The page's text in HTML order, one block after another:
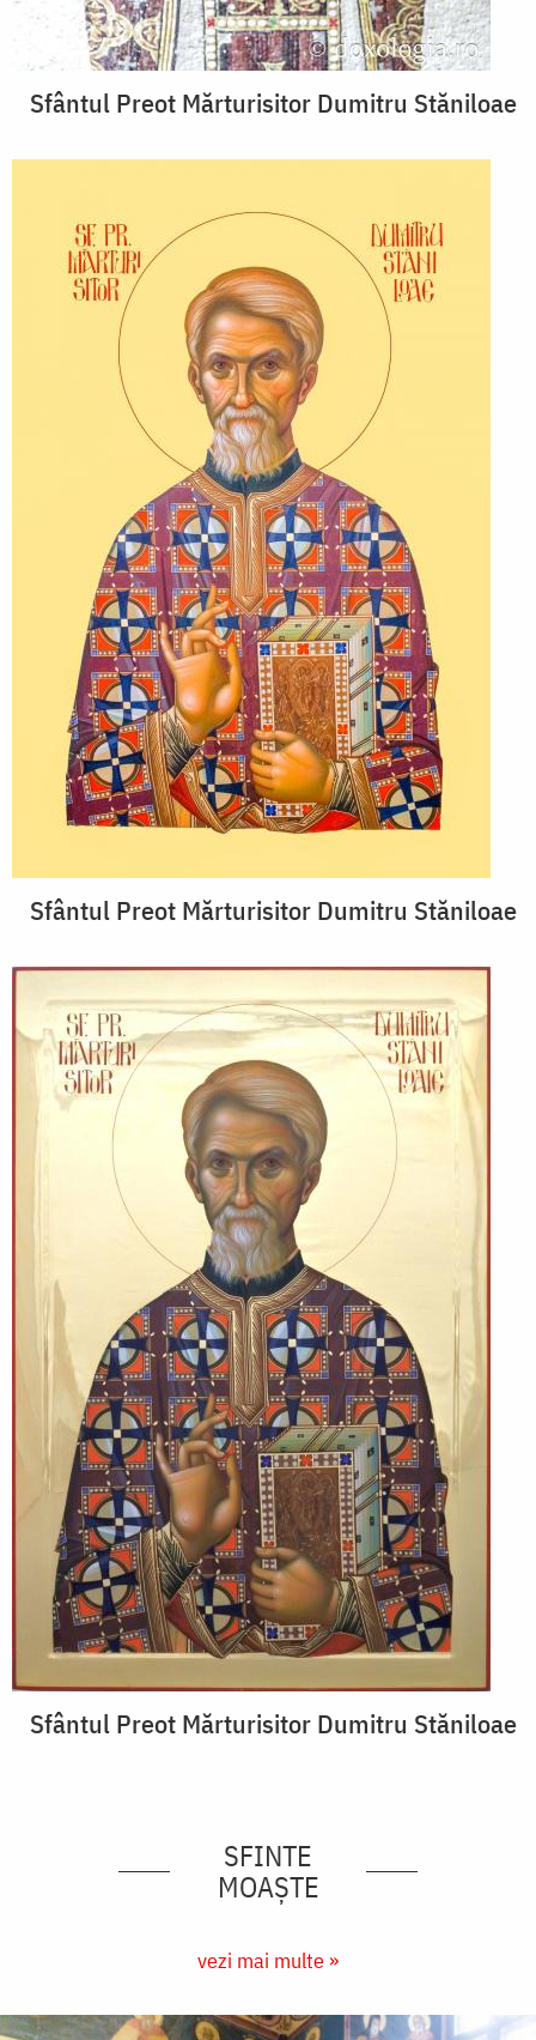
Sfântul Preot Mărturisitor Dumitru Stăniloae
Sfântul Preot Mărturisitor Dumitru Stăniloae
Sfântul Preot Mărturisitor Dumitru Stăniloae
SFINTE
MOAȘTE
vezi mai multe »